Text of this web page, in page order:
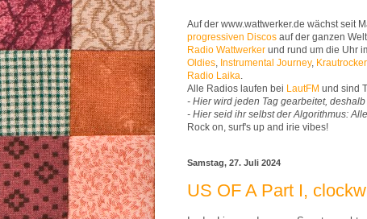
Auf der www.wattwerker.de wächst seit
progressiven Discos auf der ganzen
Radio Wattwerker und rund um die Uhr
Oldies Instrumental Journey, Krautrocker,
Radio Laika
Alle Radios laufen bei LautFM und sind
- Hier wird jeden Tag gearbeitet,
- Hier seid ihr selbst der Algorithmus:
Rock on, surf's up and irie vibes!
Samstag, 27. Juli 2024
US OF A Part I,